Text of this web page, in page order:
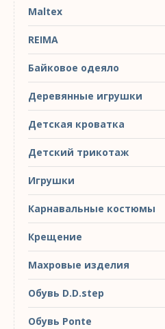
Maltex
REIMA
Байковое одеяло
Деревянные игрушки
Детская кроватка
Детский трикотаж
Игрушки
Карнавальные костюмы
Крещение
Махровые изделия
Обувь D.D.step
Обувь Ponte